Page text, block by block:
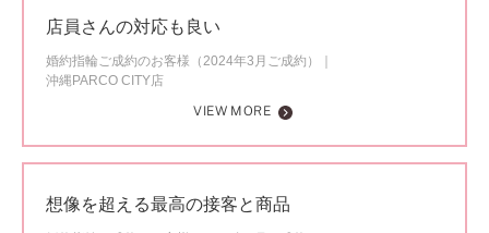
店員さんの対応も良い
婚約指輪ご成約のお客様（2024年3月ご成約）
沖縄PARCO CITY店
VIEW MORE
想像を超える最高の接客と商品